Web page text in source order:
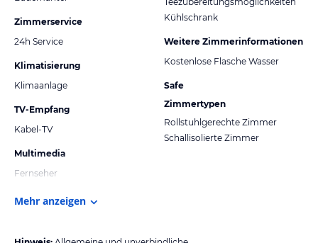
Zimmerservice
24h Service
Klimatisierung
Klimaanlage
TV-Empfang
Kabel-TV
Multimedia
Fernseher
Kühlschrank
Weitere Zimmerinformationen
Kostenlose Flasche Wasser
Safe
Zimmertypen
Rollstuhlgerechte Zimmer
Schallisolierte Zimmer
Mehr anzeigen